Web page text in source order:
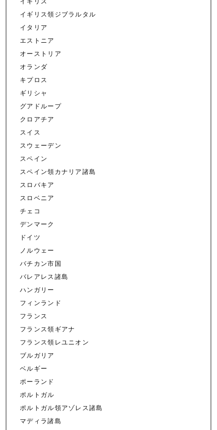
イギリス領ジブラルタル
イタリア
エストニア
オーストリア
オランダ
キプロス
ギリシャ
グアドループ
クロアチア
スイス
スウェーデン
スペイン
スペイン領カナリア諸島
スロバキア
スロベニア
チェコ
デンマーク
ドイツ
ノルウェー
バチカン市国
バレアレス諸島
ハンガリー
フィンランド
フランス
フランス領ギアナ
フランス領レユニオン
ブルガリア
ベルギー
ポーランド
ポルトガル
ポルトガル領アゾレス諸島
マディラ諸島